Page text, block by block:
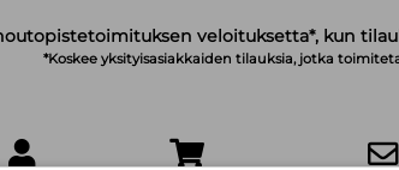
veloituksetta*, kun
*Koskee yksityisasiakkaiden tilauksia, jotka